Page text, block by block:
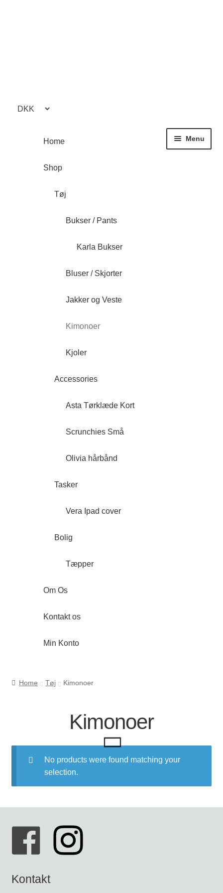
Menu
Home
Shop
Tøj
Bukser / Pants
Karla Bukser
Bluser / Skjorter
Jakker og Veste
Kimonoer
Kjoler
Accessories
Asta Tørklæde Kort
Scrunchies Små
Olivia hårbånd
Tasker
Vera Ipad cover
Bolig
Tæpper
Om Os
Kontakt os
Min Konto
Kontakt os
Om byLi
Salgs- og leveringsbetingelser
Shop
Home Tøj Kimonoer
Kimonoer
No products were found matching your
selection.
Kontakt